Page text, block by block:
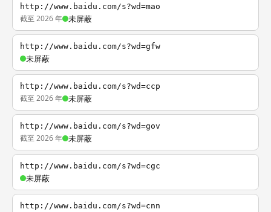
http://www.baidu.com/s?wd=mao
截至 2026 年 未屏蔽
http://www.baidu.com/s?wd=gfw
未屏蔽
http://www.baidu.com/s?wd=ccp
截至 2026 年 未屏蔽
http://www.baidu.com/s?wd=gov
截至 2026 年 未屏蔽
http://www.baidu.com/s?wd=cgc
未屏蔽
http://www.baidu.com/s?wd=cnn